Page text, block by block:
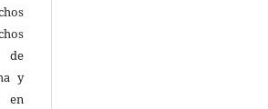
de
y
en